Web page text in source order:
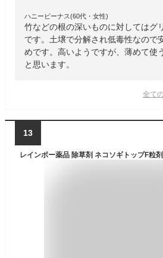
ハニービーナス(60代・女性)
竹などの根の深いものに対してはグ
です。土壌で分解され低毒性なので
めです。高いようですが、薄めて使
と思います。
全て
13
レインボー薬品 除草剤 ネコソギトップF粒